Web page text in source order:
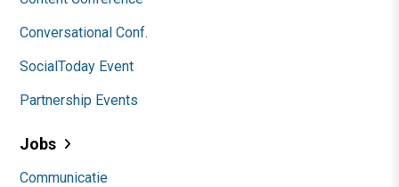
Conversational Conf.
SocialToday Event
Partnership Events
Jobs
Communicatie